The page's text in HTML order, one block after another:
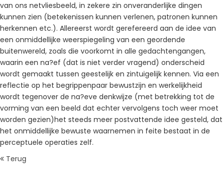
van ons netvliesbeeld, in zekere zin onveranderlijke dingen
kunnen zien (betekenissen kunnen verlenen, patronen kunnen
herkennen etc.). Allereerst wordt gerefereerd aan de idee van
een onmiddellijke weerspiegeling van een geordende
buitenwereld, zoals die voorkomt in alle gedachtengangen,
waarin een na?ef (dat is niet verder vragend) onderscheid
wordt gemaakt tussen geestelijk en zintuigelijk kennen. Via een
reflectie op het begrippenpaar bewustzijn en werkelijkheid
wordt tegenover de na?eve denkwijze (met betrekking tot de
vorming van een beeld dat echter vervolgens toch weer moet
worden gezien)het steeds meer postvattende idee gesteld, dat
het onmiddellijke bewuste waarnemen in feite bestaat in de
perceptuele operaties zelf.
Terug